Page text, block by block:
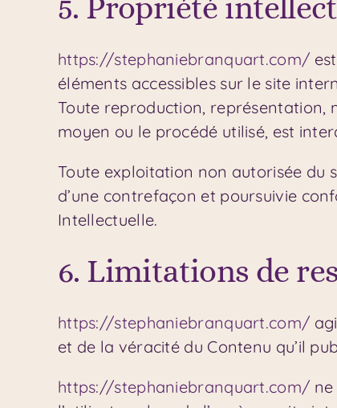
5. Propriété
https://stephaniebranquart.com/
éléments accessibles sur le site
Toute reproduction, représentation,
moyen ou le procédé utilisé, est
Toute exploitation non autorisée du
d’une contrefaçon et poursuivie
Intellectuelle.
6. Limitations de
https://stephaniebranquart.com/
et de la véracité du Contenu qu’il
https://stephaniebranquart.com/